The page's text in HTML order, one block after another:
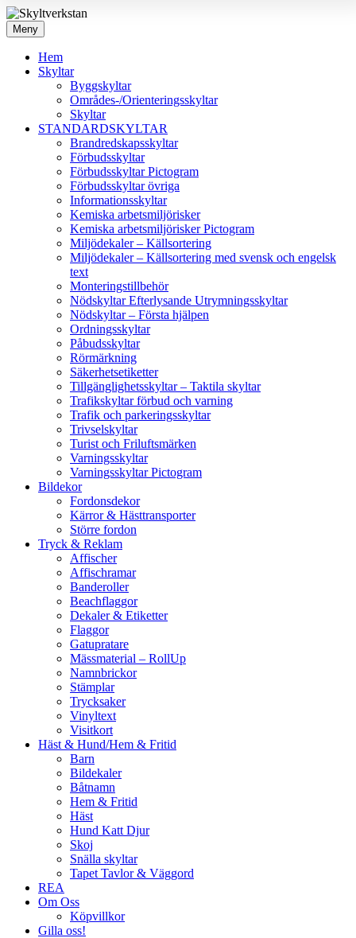
Meny
Hem
Skyltar
Byggskyltar
Områdes-/Orienteringsskyltar
Skyltar
STANDARDSKYLTAR
Brandredskapsskyltar
Förbudsskyltar
Förbudsskyltar Pictogram
Förbudsskyltar övriga
Informationsskyltar
Kemiska arbetsmiljörisker
Kemiska arbetsmiljörisker Pictogram
Miljödekaler – Källsortering
Miljödekaler – Källsortering med svensk och engelsk
text
Monteringstillbehör
Nödskyltar Efterlysande Utrymningsskyltar
Nödskyltar – Första hjälpen
Ordningsskyltar
Påbudsskyltar
Rörmärkning
Säkerhetsetiketter
Tillgänglighetsskyltar – Taktila skyltar
Trafikskyltar förbud och varning
Trafik och parkeringsskyltar
Trivselskyltar
Turist och Friluftsmärken
Varningsskyltar
Varningsskyltar Pictogram
Bildekor
Fordonsdekor
Kärror & Hästtransporter
Större fordon
Tryck & Reklam
Affischer
Affischramar
Banderoller
Beachflaggor
Dekaler & Etiketter
Flaggor
Gatupratare
Mässmaterial – RollUp
Namnbrickor
Stämplar
Trycksaker
Vinyltext
Visitkort
Häst & Hund/Hem & Fritid
Barn
Bildekaler
Båtnamn
Hem & Fritid
Häst
Hund Katt Djur
Skoj
Snälla skyltar
Tapet Tavlor & Väggord
REA
Om Oss
Köpvillkor
Gilla oss!